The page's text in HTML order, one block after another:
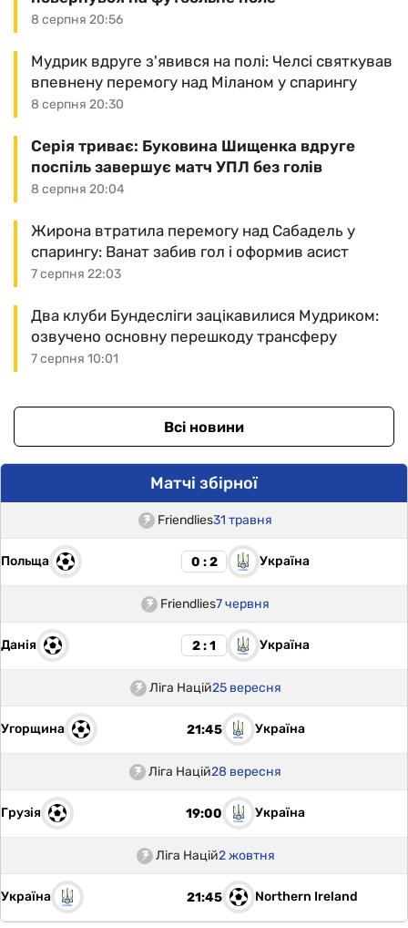
8 серпня 20:56
8 серпня 20:30
Мудрик вдруге з'явився на полі: Челсі святкував
впевнену перемогу над Міланом у спарингу
8 серпня 20:04
Серія триває: Буковина Шищенка вдруге
поспіль завершує матч УПЛ без голів
7 серпня 22:03
Жирона втратила перемогу над Сабадель у
спарингу: Ванат забив гол і оформив асист
7 серпня 10:01
Два клуби Бундесліги зацікавилися Мудриком:
озвучено основну перешкоду трансферу
Всі новини
Матчі збірної
Friendlies31 травня
Польща 0 : 2 Україна
Friendlies7 червня
Данія 2 : 1 Україна
Ліга Націй25 вересня
Угорщина 21:45 Україна
Ліга Націй28 вересня
Грузія 19:00 Україна
Ліга Націй2 жовтня
Україна 21:45 Northern Ireland